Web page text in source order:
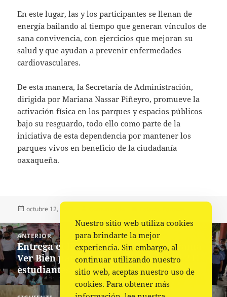
En este lugar, las y los participantes se llenan de
energía bailando al tiempo que generan vínculos de
sana convivencia, con ejercicios que mejoran su
salud y que ayudan a prevenir enfermedades
cardiovasculares.
De esta manera, la Secretaría de Administración,
dirigida por Mariana Nassar Piñeyro, promueve la
activación física en los parques y espacios públicos
bajo su resguardo, todo ello como parte de la
iniciativa de esta dependencia por mantener los
parques vivos en beneficio de la ciudadanía
oaxaqueña.
Publicado
octubre 12, 2022
Navegación
de
entradas
ANTERIOR
Entrada
anterior:
Entrega el IEEPO anteojos del programa
Ver Bien para Aprender Mejor a mil 241
estudiantes de la Cuenca
Nuestro sitio web utiliza cookies
para brindarte la mejor
experiencia. Sin embargo, al
continuar utilizando nuestro
sitio web, aceptas nuestro uso de
cookies. Para obtener más